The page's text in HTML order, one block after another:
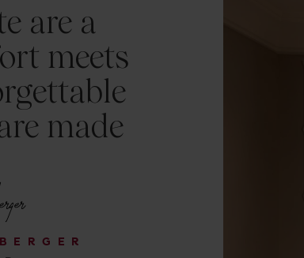
are a
meets
made